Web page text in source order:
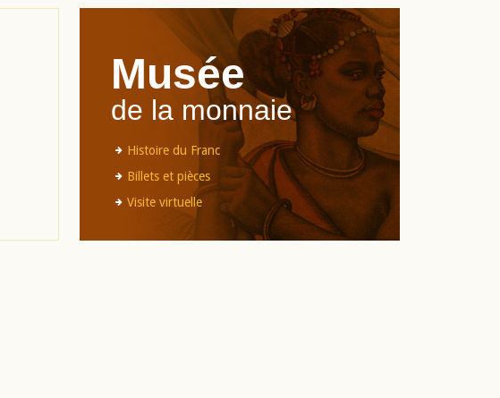
Musée
de la monnaie
Histoire du Franc
Billets et pièces
Visite virtuelle